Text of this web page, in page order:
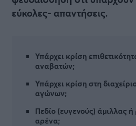
εύκολες- απαντήσεις.
Υπάρχει κρίση
αναβατών;
Υπάρχει κρίση στη
αγώνων;
Πεδίο (ευγενούς) άμιλλας
αρένα;